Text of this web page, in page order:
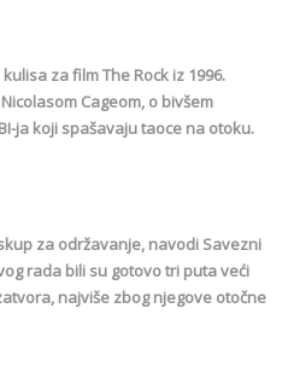
za film The Rock iz 1996.
Cageom, o bivšem
ja koji spašavaju taoce na otoku.
za održavanje, navodi Savezni
rada bili su gotovo tri puta veći
najviše zbog njegove otočne